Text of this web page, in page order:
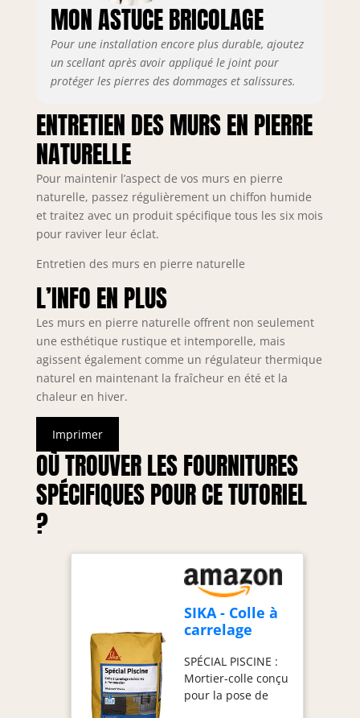
MON ASTUCE BRICOLAGE
Pour une installation encore plus durable, ajoutez
un scellant après avoir appliqué le joint pour
protéger les pierres des dommages et salissures.
ENTRETIEN DES MURS EN PIERRE
NATURELLE
Pour maintenir l’aspect de vos murs en pierre
naturelle, passez régulièrement un chiffon humide
et traitez avec un produit spécifique tous les six mois
pour raviver leur éclat.
Entretien des murs en pierre naturelle
L’INFO EN PLUS
Les murs en pierre naturelle offrent non seulement
une esthétique rustique et intemporelle, mais
agissent également comme un régulateur thermique
naturel en maintenant la fraîcheur en été et la
chaleur en hiver.
Imprimer
OÙ TROUVER LES FOURNITURES
SPÉCIFIQUES POUR CE TUTORIEL
?
SIKA - Colle à
carrelage
C2-ET) -
SikaCeram -
Blanc - 25kg
SPÉCIAL PISCINE :
Mortier-colle conçu
pour la pose de